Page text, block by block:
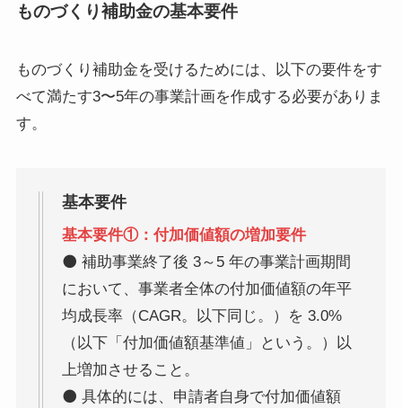
ものづくり補助金の基本要件
ものづくり補助金を受けるためには、以下の要件をす
べて満たす3〜5年の事業計画を作成する必要がありま
す。
基本要件
基本要件①：付加価値額の増加要件
⚫ 補助事業終了後 3～5 年の事業計画期間
において、事業者全体の付加価値額の年平
均成長率（CAGR。以下同じ。）を 3.0%
（以下「付加価値額基準値」という。）以
上増加させること。
⚫ 具体的には、申請者自身で付加価値額